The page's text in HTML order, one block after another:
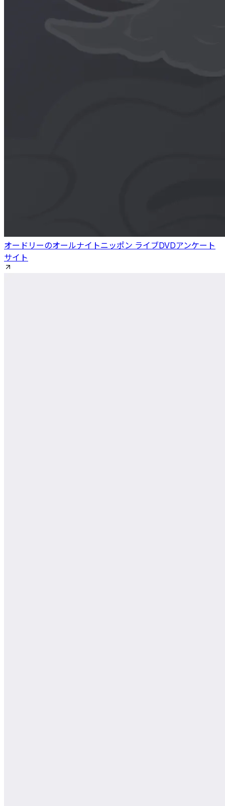
オードリーのオールナイトニッポン ライブDVDアンケート
サイト